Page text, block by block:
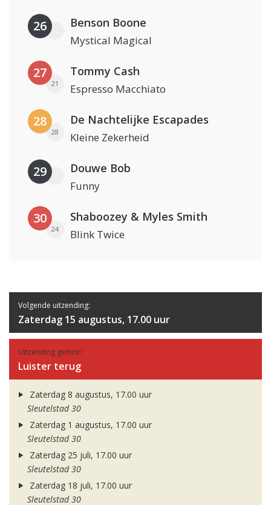
26 Benson Boone
Mystical Magical
27
21
Tommy Cash
Espresso Macchiato
28
28
De Nachtelijke Escapades
Kleine Zekerheid
29 Douwe Bob
Funny
30
24
Shaboozey & Myles Smith
Blink Twice
Volgende uitzending:
Zaterdag 15 augustus, 17.00 uur
Uitzending gemist?
Luister terug
Zaterdag 8 augustus, 17.00 uur
Sleutelstad 30
Zaterdag 1 augustus, 17.00 uur
Sleutelstad 30
Zaterdag 25 juli, 17.00 uur
Sleutelstad 30
Zaterdag 18 juli, 17.00 uur
Sleutelstad 30